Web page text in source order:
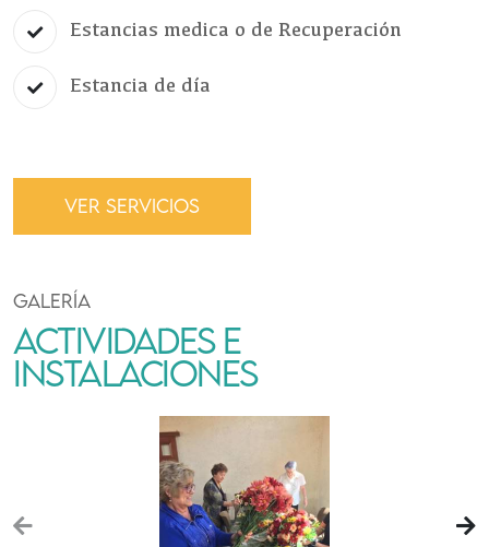
Estancias medica o de Recuperación
Estancia de día
VER SERVICIOS
GALERÍA
ACTIVIDADES E
INSTALACIONES